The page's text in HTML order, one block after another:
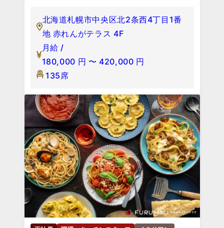
北海道札幌市中央区北2条西4丁目1番
地 赤れんがテラス 4F
月給 /
180,000 円 〜 420,000 円
135席